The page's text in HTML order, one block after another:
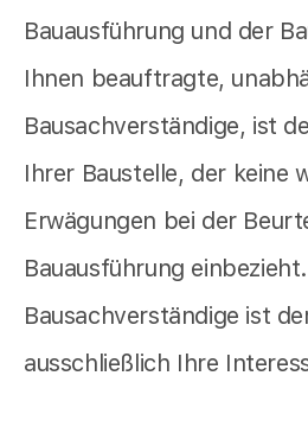
Bauausführung und der
Ihnen beauftragte,
Bausachverständige, ist
Ihrer Baustelle, der keine
Erwägungen bei der
Bauausführung
Bausachverständige ist
ausschließlich Ihre